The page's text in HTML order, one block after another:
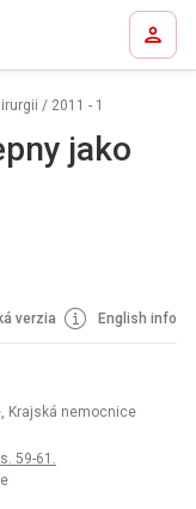
/ 2011 - 1
jako
verzia English info
Krajská nemocnice
59-61.